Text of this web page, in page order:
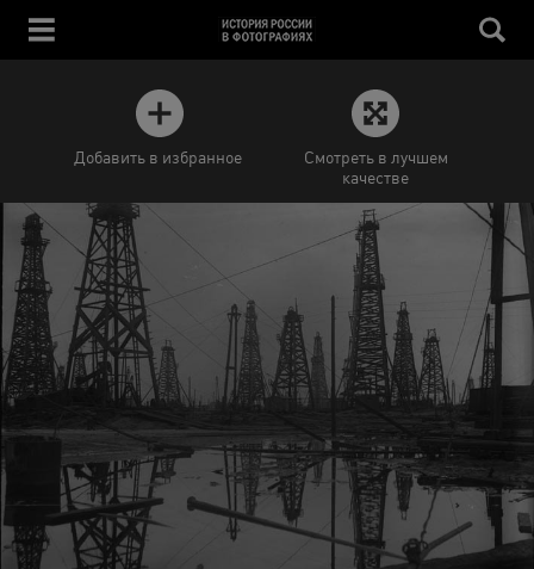
Добавить в избранное
Смотреть в лучшем
качестве